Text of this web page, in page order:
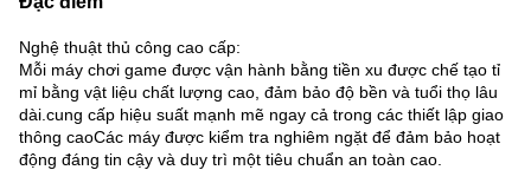
Nghệ thuật thủ công cao cấp:
Mỗi máy chơi game được vận hành bằng tiền xu được chế tạo tỉ
mỉ bằng vật liệu chất lượng cao, đảm bảo độ bền và tuổi thọ lâu
dài.cung cấp hiệu suất mạnh mẽ ngay cả trong các thiết lập giao
thông caoCác máy được kiểm tra nghiêm ngặt để đảm bảo hoạt
động đáng tin cậy và duy trì một tiêu chuẩn an toàn cao.